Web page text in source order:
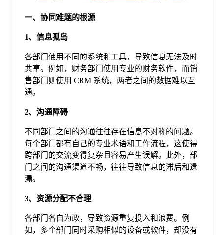
一、协同难题的根源
1、信息孤岛
各部门使用不同的系统和工具，导致信息无法及时
共享。例如，财务部门使用专业的财务软件，而销
售部门则使用 CRM 系统，两者之间的数据难以互
通。
2、沟通障碍
不同部门之间的沟通往往存在信息不对称的问题。
每个部门都有自己的专业术语和工作流程，这使得
跨部门的交流变得复杂且容易产生误解。此外，部
门之间的沟通渠道不畅，往往导致信息的滞后和遗
漏。
3、资源分配不合理
各部门各自为政，导致资源重复投入和浪费。例
如，多个部门同时采购相似的设备或软件，却没有